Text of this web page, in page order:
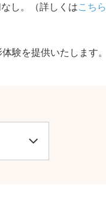
し。（詳しくはこちら
験を提供いたします。